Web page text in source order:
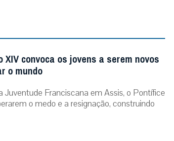
XIV convoca os jovens a serem novos
o mundo
Juventude Franciscana em Assis, o Pontífice
o medo e a resignação, construindo